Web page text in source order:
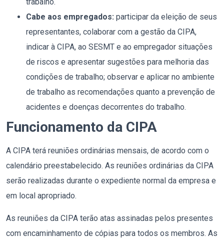
Cabe aos empregados: participar da eleição de seus
representantes, colaborar com a gestão da CIPA,
indicar à CIPA, ao SESMT e ao empregador situações
de riscos e apresentar sugestões para melhoria das
condições de trabalho; observar e aplicar no ambiente
de trabalho as recomendações quanto a prevenção de
acidentes e doenças decorrentes do trabalho.
Funcionamento da CIPA
A CIPA terá reuniões ordinárias mensais, de acordo com o
calendário preestabelecido. As reuniões ordinárias da CIPA
serão realizadas durante o expediente normal da empresa e
em local apropriado.
As reuniões da CIPA terão atas assinadas pelos presentes
com encaminhamento de cópias para todos os membros. As